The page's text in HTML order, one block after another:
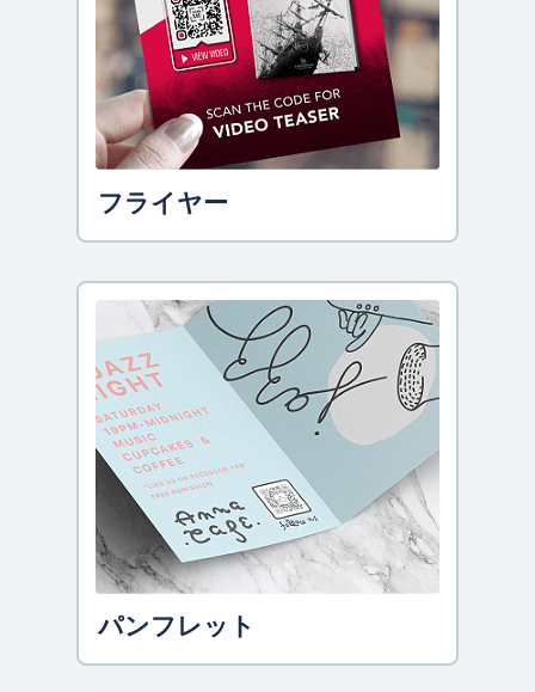
フライヤー
パンフレット